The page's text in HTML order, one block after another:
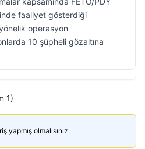
faaliyet gösterdiği
operasyon
10 şüpheli gözaltına
1)
yapmış olmalısınız.